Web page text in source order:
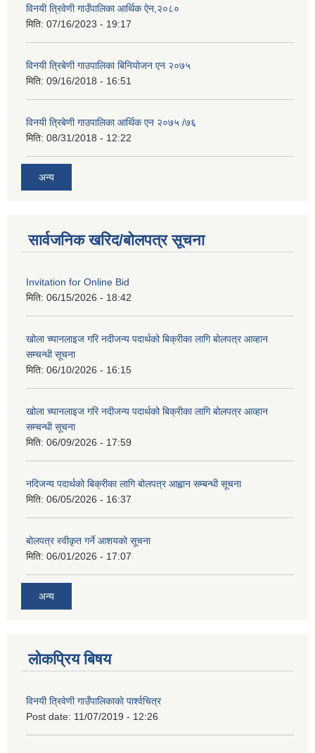
विनयी त्रिवेणी गाउँपालिका आर्थिक ऐन,२०८०
मिति: 07/16/2023 - 19:17
विनयी त्रिबेणी गाउपालिका बिनियोजन एन २०७५
मिति: 09/16/2018 - 16:51
विनयी त्रिबेणी गाउपालिका आर्थिक एन २०७५ /७६
मिति: 08/31/2018 - 12:22
अन्य
सार्वजनिक खरिद/बोलपत्र सूचना
Invitation for Online Bid
मिति: 06/15/2026 - 18:42
खोला च्यानलाइज गरि नदीजन्य पदार्थको बिक्रीका लागि बोलपत्र आव्हान
सम्चन्धी सूचना
मिति: 06/10/2026 - 16:15
खोला च्यानलाइज गरि नदीजन्य पदार्थको बिक्रीका लागि बोलपत्र आव्हान
सम्चन्धी सूचना
मिति: 06/09/2026 - 17:59
नदिजन्य पदार्थको बिक्रीका लागि बोलपत्र आह्वान सम्बन्धी सूचना
मिति: 06/05/2026 - 16:37
बोलपत्र स्वीकृत गर्ने आशयको सूचना
मिति: 06/01/2026 - 17:07
अन्य
लोकप्रिय बिषय
विनयी त्रिवेणी गाउँपालिकाकाे पार्श्वचित्र
Post date: 11/07/2019 - 12:26